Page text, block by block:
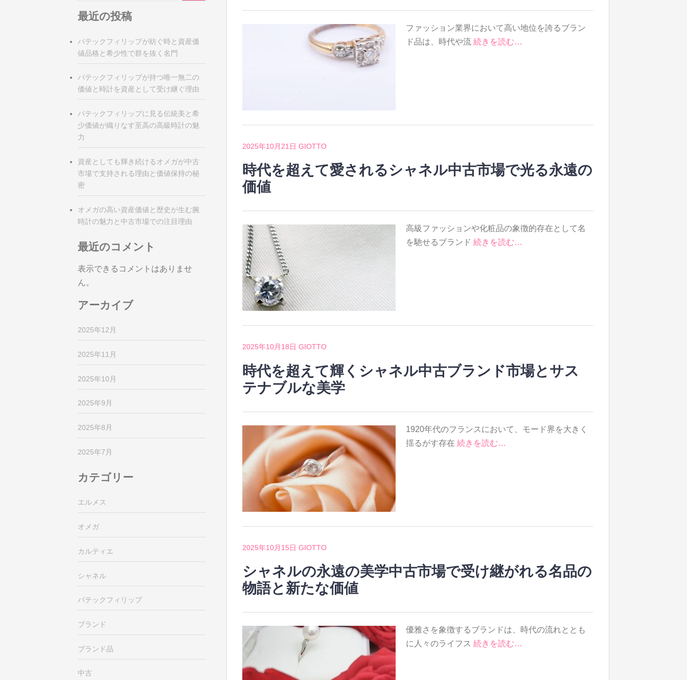
ファッション業界において高い地位を誇るブラン
ド品は、時代や流続きを読む…
2025年10月21日 GIOTTO
時代を超えて愛されるシャネル中古市場で光る永遠の
価値
高級ファッションや化粧品の象徴的存在として名
を馳せるブランド続きを読む…
2025年10月18日 GIOTTO
時代を超えて輝くシャネル中古ブランド市場とサス
テナブルな美学
1920年代のフランスにおいて、モード界を大きく
揺るがす存在続きを読む…
2025年10月15日 GIOTTO
シャネルの永遠の美学中古市場で受け継がれる名品の
物語と新たな価値
優雅さを象徴するブランドは、時代の流れととも
に人々のライフス続きを読む…
最近の投稿
パテックフィリップが紡ぐ時と資産価
値品格と希少性で群を抜く名門
パテックフィリップが持つ唯一無二の
価値と時計を資産として受け継ぐ理由
パテックフィリップに見る伝統美と希
少価値が織りなす至高の高級時計の魅
力
資産としても輝き続けるオメガが中古
市場で支持される理由と価値保持の秘
密
オメガの高い資産価値と歴史が生む腕
時計の魅力と中古市場での注目理由
最近のコメント
表示できるコメントはありませ
ん。
アーカイブ
2025年12月
2025年11月
2025年10月
2025年9月
2025年8月
2025年7月
カテゴリー
エルメス
オメガ
カルティエ
シャネル
パテックフィリップ
ブランド
ブランド品
中古